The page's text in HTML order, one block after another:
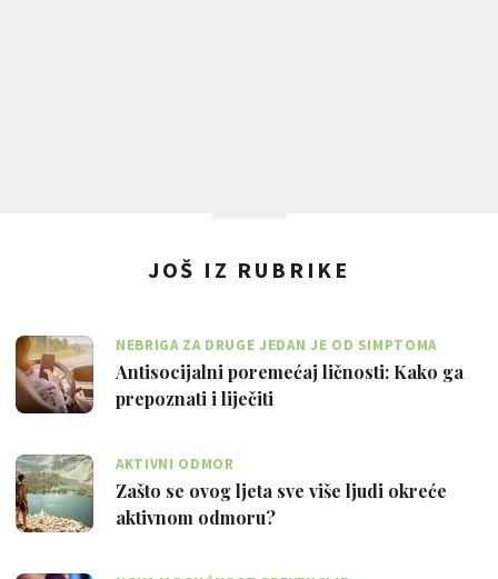
JOŠ IZ RUBRIKE
NEBRIGA ZA DRUGE JEDAN JE OD SIMPTOMA
Antisocijalni poremećaj ličnosti: Kako ga
prepoznati i liječiti
AKTIVNI ODMOR
Zašto se ovog ljeta sve više ljudi okreće
aktivnom odmoru?